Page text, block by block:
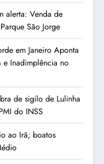
alerta: Venda de
São Jorge
em Janeiro Aponta
e Inadimplência no
de sigilo de Lulinha
do INSS
ao Irã; boatos